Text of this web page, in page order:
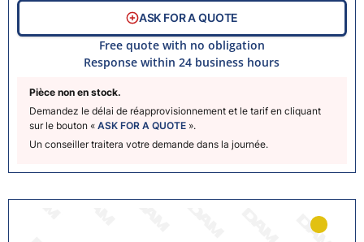
Pièce non en stock.
Demandez le délai de réapprovisionnement et le tarif en cliquant
sur le bouton « ASK FOR A QUOTE ».
Un conseiller traitera votre demande dans la journée.
ASK FOR A QUOTE
Free quote with no obligation
Response within 24 business hours